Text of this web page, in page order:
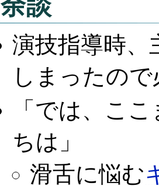
演技指導時、
しまったの
「では、こ
ちは」
滑舌に悩む